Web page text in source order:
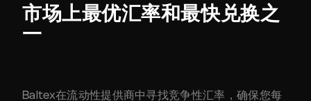
市场上最优汇率和最快兑换之
一
Baltex在流动性提供商中寻找竞争性汇率，确保您每